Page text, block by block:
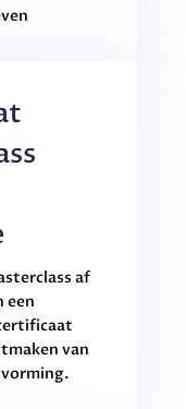
af
een
van